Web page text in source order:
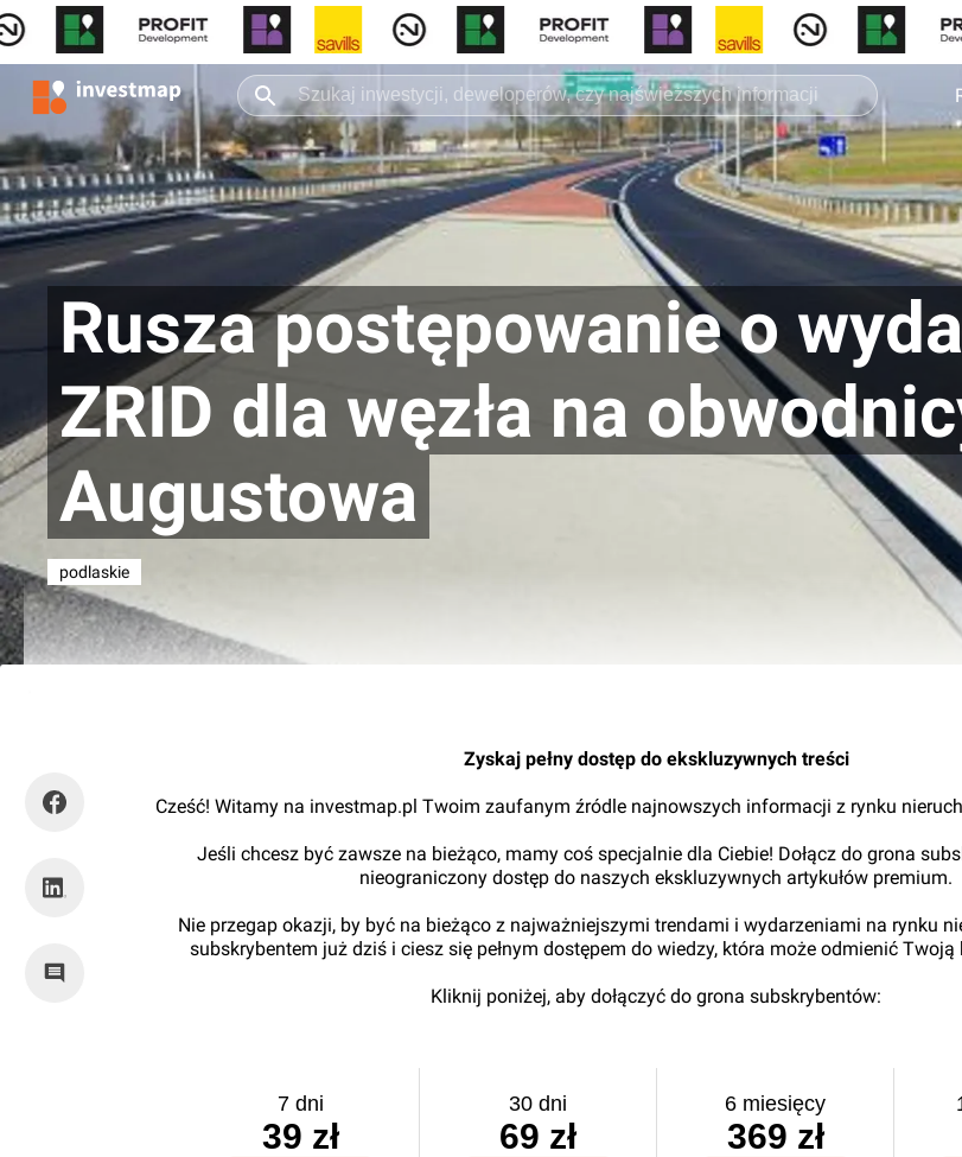
Rusza postępowanie o
ZRID dla węzła na
Augustowa
podlaskie
Zyskaj pełny dostęp do ekskluzywnych treści
Cześć! Witamy na investmap.pl Twoim zaufanym źródle najnowszych informacji z rynku
Jeśli chcesz być zawsze na bieżąco, mamy coś specjalnie dla Ciebie! Dołącz do grona
nieograniczony dostęp do naszych ekskluzywnych artykułów premium.
Nie przegap okazji, by być na bieżąco z najważniejszymi trendami i wydarzeniami na rynku
subskrybentem już dziś i ciesz się pełnym dostępem do wiedzy, która może odmienić Twoją
Kliknij poniżej, aby dołączyć do grona subskrybentów:
7 dni
39 zł
30 dni
69 zł
6 miesięcy
369 zł